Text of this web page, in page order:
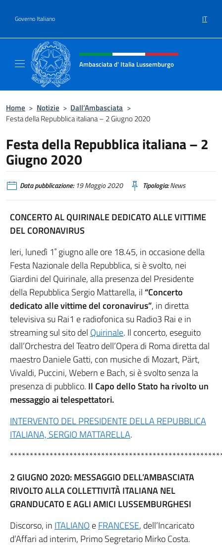
Governo Italiano IT
Intestazione sito, social e menù
Ambasciata d' Italia Lussemburgo
Home > Notizie > Dall’Ambasciata >
Festa della Repubblica italiana – 2 Giugno 2020
Festa della Repubblica italiana – 2
Giugno 2020
Data pubblicazione:19 Maggio 2020 Tipologia:News
CONCERTO AL QUIRINALE DEDICATO ALLE VITTIME
DEL CORONAVIRUS
Ieri, lunedì 1˚ giugno alle ore 18.45, in occasione della
Festa Nazionale della Repubblica, si è svolto, nei
Giardini del Quirinale, alla presenza del Presidente
della Repubblica Sergio Mattarella, il “Concerto
dedicato alle vittime del coronavirus”, in diretta
televisiva su Rai1 e radiofonica su Radio3 Rai e in
streaming sul sito del Quirinale. Il concerto, eseguito
dall’Orchestra del Teatro dell’Opera di Roma diretta dal
maestro Daniele Gatti, con musiche di Mozart, Pärt,
Vivaldi, Puccini, Webern e Bach, si è svolto senza la
presenza di pubblico. Il Capo dello Stato ha rivolto un
messaggio ai telespettatori.
INTERVENTO DEL PRESIDENTE DELLA REPUBBLICA
ITALIANA, SERGIO MATTARELLA.
2 GIUGNO 2020: MESSAGGIO DELL’AMBASCIATA
RIVOLTO ALLA COLLETTIVITÀ ITALIANA NEL
GRANDUCATO E AGLI AMICI LUSSEMBURGHESI
Discorso, in ITALIANO eFRANCESE, dell’Incaricato
d’Affari ad interim, Primo Segretario Mirko Costa.